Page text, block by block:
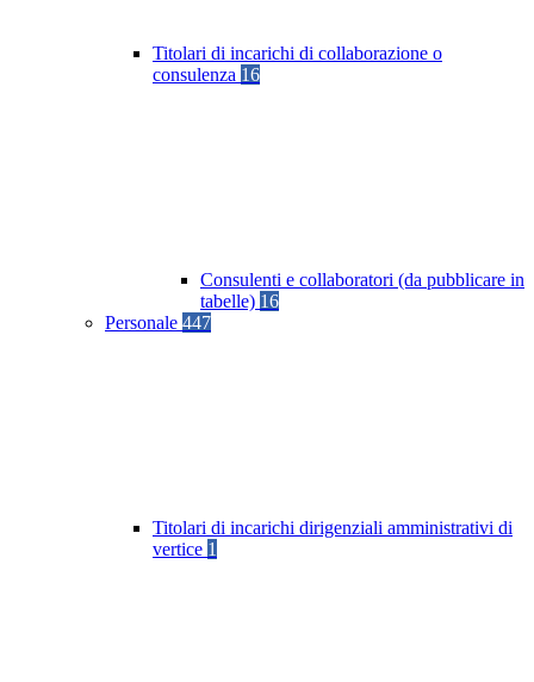
Titolari di incarichi di collaborazione o
consulenza 16
Consulenti e collaboratori (da pubblicare in
tabelle) 16
Personale 447
Titolari di incarichi dirigenziali amministrativi di
vertice 1